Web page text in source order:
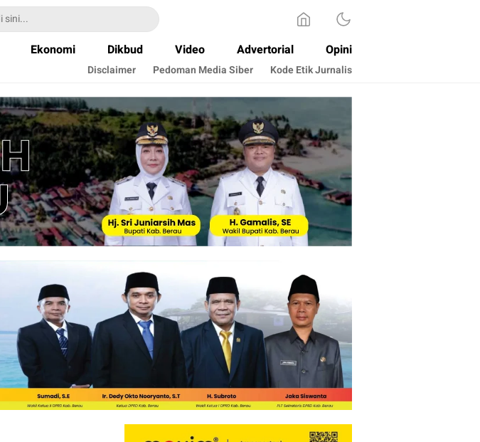
Ekonomi Dikbud Video Advertorial Opini
Disclaimer Pedoman Media Siber Kode Etik Jurnalis